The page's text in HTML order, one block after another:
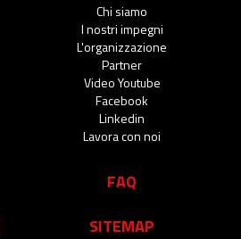
Chi siamo
I nostri impegni
L'organizzazione
Partner
Video Youtube
Facebook
Linkedin
Lavora con noi
FAQ
SITEMAP